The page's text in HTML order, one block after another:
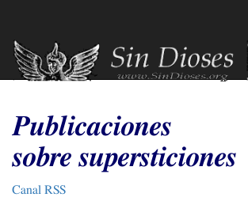
contenido
principal
Publicaciones
sobre supersticiones
Canal RSS